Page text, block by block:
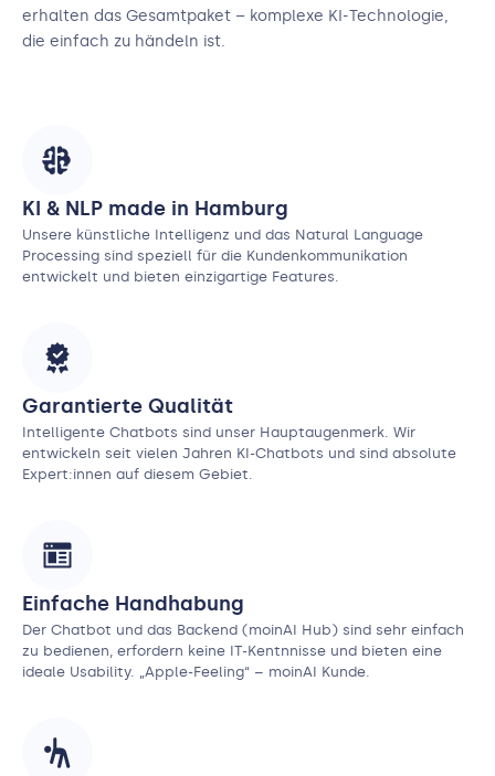
erhalten das Gesamtpaket – komplexe KI-Technologie,
die einfach zu händeln ist.
KI & NLP made in Hamburg
Unsere künstliche Intelligenz und das Natural Language
Processing sind speziell für die Kundenkommunikation
entwickelt und bieten einzigartige Features.
Garantierte Qualität
Intelligente Chatbots sind unser Hauptaugenmerk. Wir
entwickeln seit vielen Jahren KI-Chatbots und sind absolute
Expert:innen auf diesem Gebiet.
Einfache Handhabung
Der Chatbot und das Backend (moinAI Hub) sind sehr einfach
zu bedienen, erfordern keine IT-Kentnnisse und bieten eine
ideale Usability. „Apple-Feeling“ – moinAI Kunde.